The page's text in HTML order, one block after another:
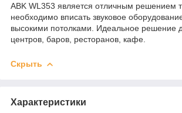
ABK WL353 является отличным решением
необходимо вписать звуковое
высокими потолками. Идеальное решение
центров, баров, ресторанов, кафе.
Скрыть
Характеристики